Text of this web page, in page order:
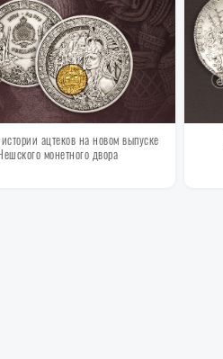
ацтеков на новом выпуске
монетного двора